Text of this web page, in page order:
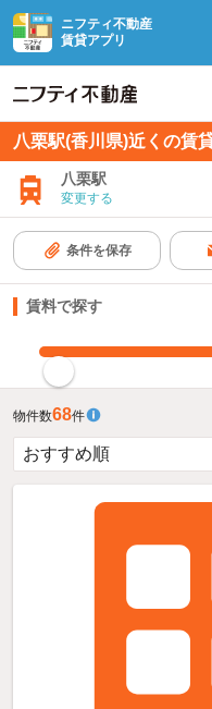
ニフティ不動産
賃貸アプリ
八栗駅(香川県)近くの賃
八栗駅
変更する
条件を保存
賃料で探す
物件数68件